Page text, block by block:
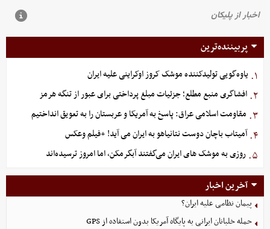
پربیننده‌ترین
۱. یاوه‌گویی تولیدکننده موشک کروز اوکراینی علیه ایران
۲. افشاگری منبع مطلع؛ جزئیات مبلغ پرداختی برای عبور از تنگه هرمز
۳. مقاومت اسلامی عراق: پاسخ به آمریکا و عربستان را به تعویق انداختیم
۴. آمیتاب باچان دوست نتانیاهو به ایران می آید! +فیلم وعکس
۵. روزی به موشک‌ های ایران می‌گفتند آبگرمکن، اما امروز ترسیده‌اند
آخرین اخبار
پیمان نظامی علیه ایران؟
حمله خلبانان ایرانی به پایگاه آمریکا بدون استفاده از GPS